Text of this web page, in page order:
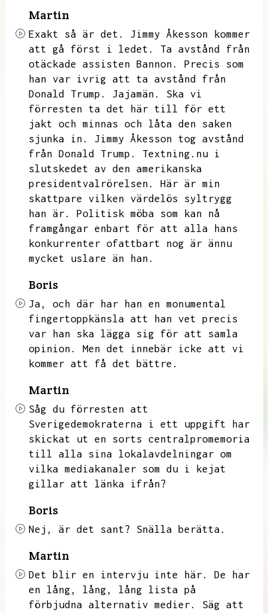
Martin
Exakt så är det.
Jimmy Åkesson kommer
att gå först i ledet.
Ta avstånd från
otäckade assisten Bannon.
Precis som
han var ivrig att ta avstånd från
Donald Trump.
Jajamän.
Ska vi
förresten ta det här till för ett
jakt och minnas och låta den saken
sjunka in.
Jimmy Åkesson tog avstånd
från Donald Trump.
Textning.nu i
slutskedet av den amerikanska
presidentvalrörelsen.
Här är min
skattpare vilken värdelös syltrygg
han är.
Politisk möba som kan nå
framgångar enbart för att alla hans
konkurrenter ofattbart nog är ännu
mycket uslare än han.
Boris
Ja,
och där har han en monumental
fingertoppkänsla att han vet precis
var han ska lägga sig för att samla
opinion.
Men det innebär icke att vi
kommer att få det bättre.
Martin
Såg du förresten att
Sverigedemokraterna i ett uppgift har
skickat ut en sorts centralpromemoria
till alla sina lokalavdelningar om
vilka mediakanaler som du i kejat
gillar att länka ifrån?
Boris
Nej, är det sant? Snälla berätta.
Martin
Det blir en intervju inte här.
De har
en lång,
lång,
lång lista på
förbjudna alternativ medier.
Säg att